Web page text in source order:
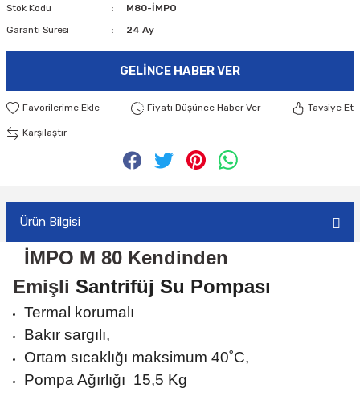
Stok Kodu
M80-İMPO
Garanti Süresi
24 Ay
GELINCE HABER VER
Fiyatı Düşünce Haber Ver Tavsiye Et
Karşılaştır
Ürün Bilgisi
İMPO M 80 Kendinden
Emişli Santrifüj Su Pompası
Termal korumalı
Bakır sargılı,
Ortam sıcaklığı maksimum 40˚C,
Pompa Ağırlığı 15,5 Kg